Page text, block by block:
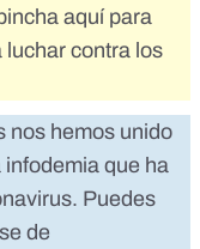
aquí para
luchar contra los
nos hemos unido
que ha
Puedes
de